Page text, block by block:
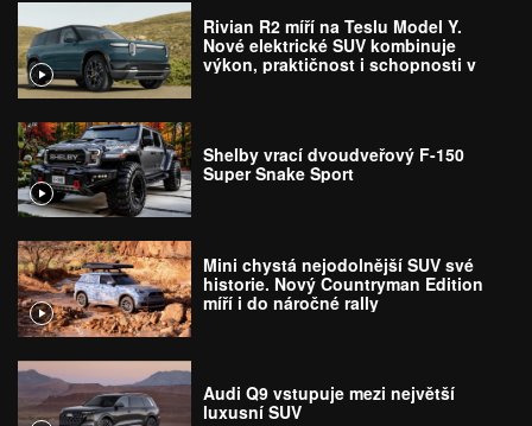
Rivian R2 míří na Teslu Model Y.
Nové elektrické SUV kombinuje
výkon, praktičnost i schopnosti v
Shelby vrací dvoudveřový F-150
Super Snake Sport
Mini chystá nejodolnější SUV své
historie. Nový Countryman Edition
míří i do náročné rally
Audi Q9 vstupuje mezi největší
luxusní SUV